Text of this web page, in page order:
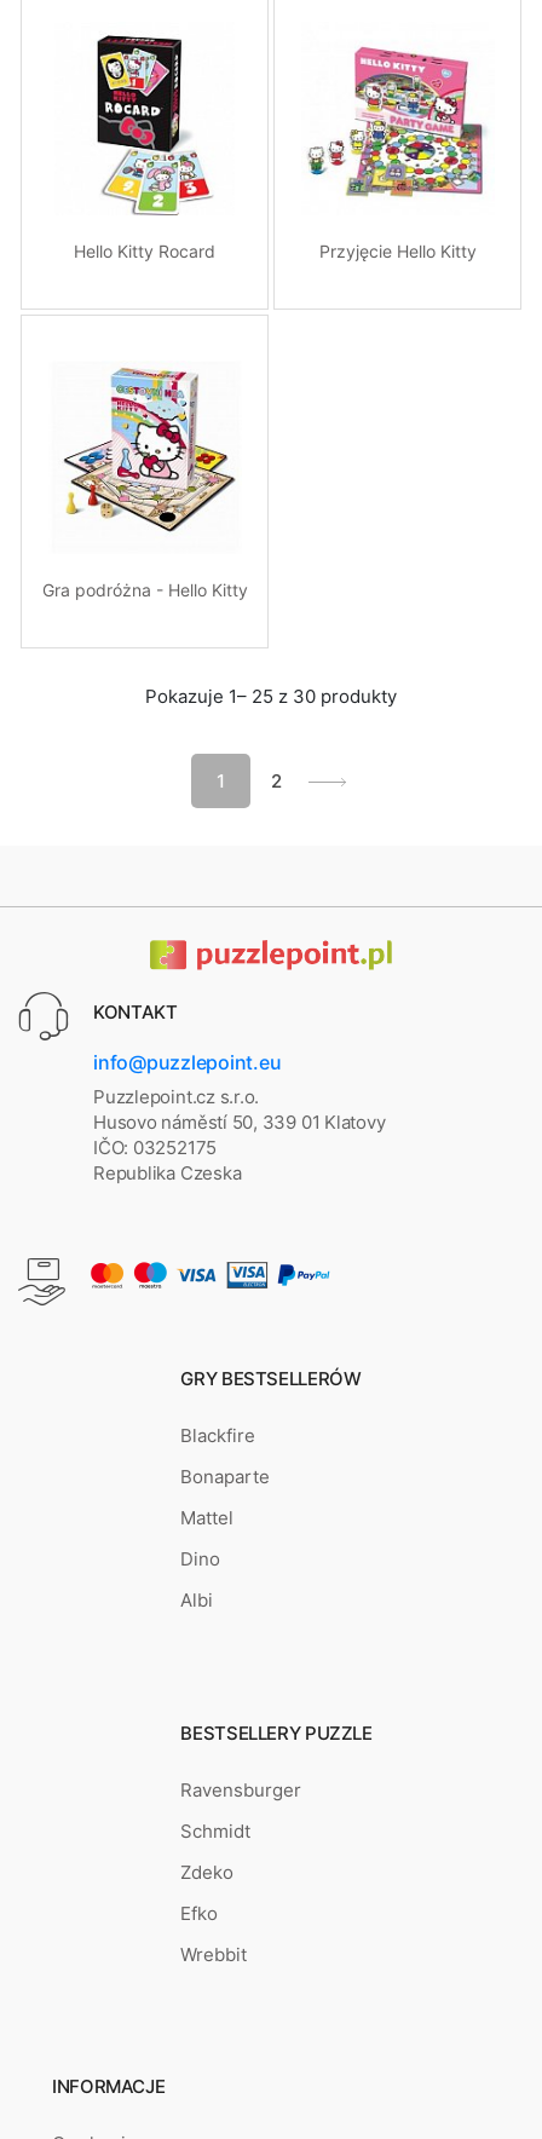
Hello Kitty Rocard Przyjęcie Hello Kitty
Gra podróżna - Hello Kitty
Pokazuje 1– 25 z 30 produkty
1 2
KONTAKT
info@puzzlepoint.eu
Puzzlepoint.cz s.r.o.
Husovo náměstí 50, 339 01 Klatovy
IČO: 03252175
Republika Czeska
GRY BESTSELLERÓW
Blackfire
Bonaparte
Mattel
Dino
Albi
BESTSELLERY PUZZLE
Ravensburger
Schmidt
Zdeko
Efko
Wrebbit
INFORMACJE